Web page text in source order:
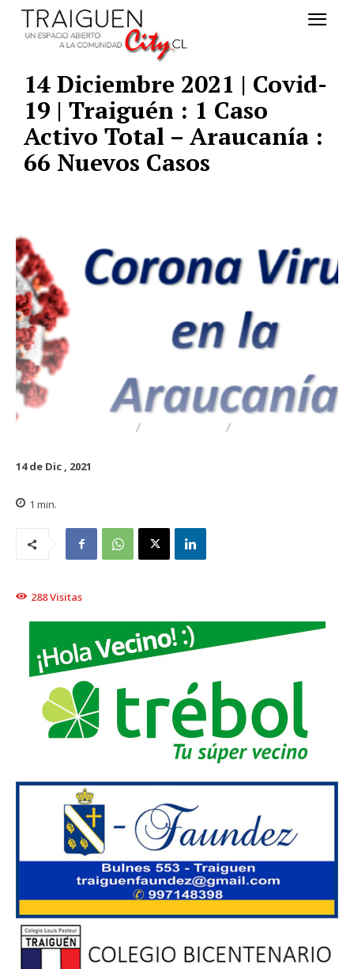
14 Diciembre 2021 | Covid-
19 | Traiguén : 1 Caso
Activo Total – Araucanía :
66 Nuevos Casos
14 de Dic , 2021
1 min.
288Visitas